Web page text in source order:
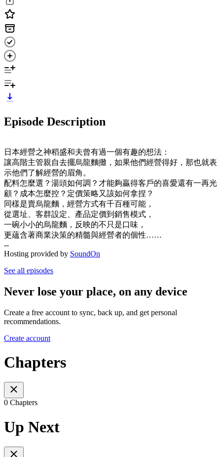
Episode Description
日本經營之神稻盛和夫曾有過一個有趣的想法：
讓高階主管親自去擺烏龍麵攤，如果他們經營得好，那也就表
示他們了解經營的眉角。
配料怎麼選？湯頭如何調？才能夠贏得客戶的喜愛還有一再光
顧？成本怎麼控？定價策略又該如何拿捏？
同樣是賣烏龍麵，經營方式有千百種可能，
從選址、客群設定、產品定價到銷售模式，
一碗小小的烏龍麵，反映的不只是口味，
更蘊含著商業決策的精髓與經營者的個性……
--
Hosting provided by SoundOn
See all episodes
Never lose your place, on any device
Create a free account to sync, back up, and get personal
recommendations.
Create account
Chapters
0 Chapters
Up Next